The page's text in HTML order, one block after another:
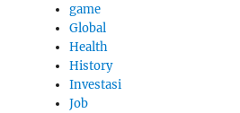
game
Global
Health
History
Investasi
Job